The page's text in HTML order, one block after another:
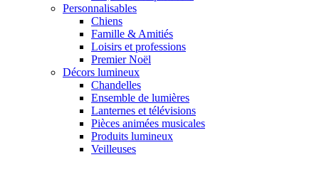
Personnalisables
Chiens
Famille & Amitiés
Loisirs et professions
Premier Noël
Décors lumineux
Chandelles
Ensemble de lumières
Lanternes et télévisions
Pièces animées musicales
Produits lumineux
Veilleuses